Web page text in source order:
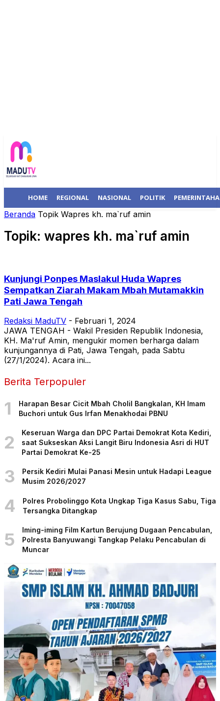
HOME REGIONAL NASIONAL POLITIK
Beranda Topik Wapres kh. ma`ruf amin
Topik: wapres kh. ma`ruf amin
Kunjungi Ponpes Maslakul Huda Wapres
Sempatkan Ziarah Makam Mbah Mutamakkin
Pati Jawa Tengah
Redaksi MaduTV - Februari 1, 2024
JAWA TENGAH - Wakil Presiden Republik Indonesia,
KH. Ma'ruf Amin, mengukir momen berharga dalam
kunjungannya di Pati, Jawa Tengah, pada Sabtu
(27/1/2024). Acara ini...
Berita Terpopuler
1
Harapan Besar Cicit Mbah Cholil Bangkalan, KH Imam
Buchori untuk Gus Irfan Menakhodai PBNU
2
Keseruan Warga dan DPC Partai Demokrat Kota Kediri,
saat Sukseskan Aksi Langit Biru Indonesia Asri di HUT
Partai Demokrat Ke-25
3
Persik Kediri Mulai Panasi Mesin untuk Hadapi League
Musim 2026/2027
4
Polres Probolinggo Kota Ungkap Tiga Kasus Sabu, Tiga
Tersangka Ditangkap
5
Iming-iming Film Kartun Berujung Dugaan Pencabulan,
Polresta Banyuwangi Tangkap Pelaku Pencabulan di
Muncar